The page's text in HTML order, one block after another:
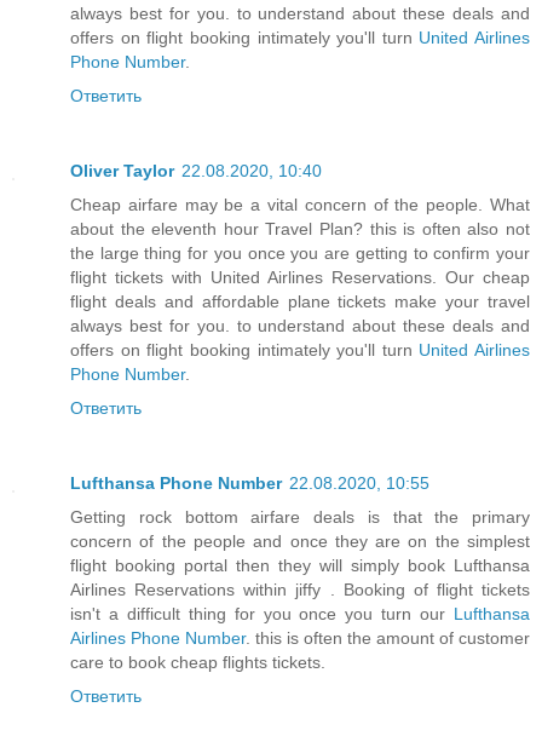
always best for you. to understand about these deals and
offers on flight booking intimately you'll turn United Airlines
Phone Number.
Ответить
Oliver Taylor 22.08.2020, 10:40
Cheap airfare may be a vital concern of the people. What
about the eleventh hour Travel Plan? this is often also not
the large thing for you once you are getting to confirm your
flight tickets with United Airlines Reservations. Our cheap
flight deals and affordable plane tickets make your travel
always best for you. to understand about these deals and
offers on flight booking intimately you'll turn United Airlines
Phone Number.
Ответить
Lufthansa Phone Number 22.08.2020, 10:55
Getting rock bottom airfare deals is that the primary
concern of the people and once they are on the simplest
flight booking portal then they will simply book Lufthansa
Airlines Reservations within jiffy . Booking of flight tickets
isn't a difficult thing for you once you turn our Lufthansa
Airlines Phone Number. this is often the amount of customer
care to book cheap flights tickets.
Ответить